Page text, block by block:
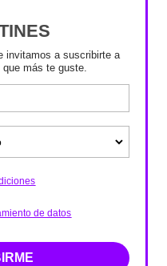
invitamos a suscribirte a
más te guste.
de datos